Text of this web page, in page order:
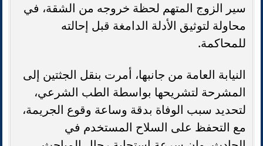
سير الزوج المتهم لحظة خروجه من الشقة، في
محاولة لتوثيق الأدلة الدامغة قبل إحالته
للمحاكمة.
النيابة العامة من جانبها، أمرت بنقل الجثتين إلى
المشرحة لتشريحها بواسطة الطب الشرعي،
لتحديد سبب الوفاة بدقة وساعة وقوع الجريمة،
مع التحفظ على السلاح المستخدم في